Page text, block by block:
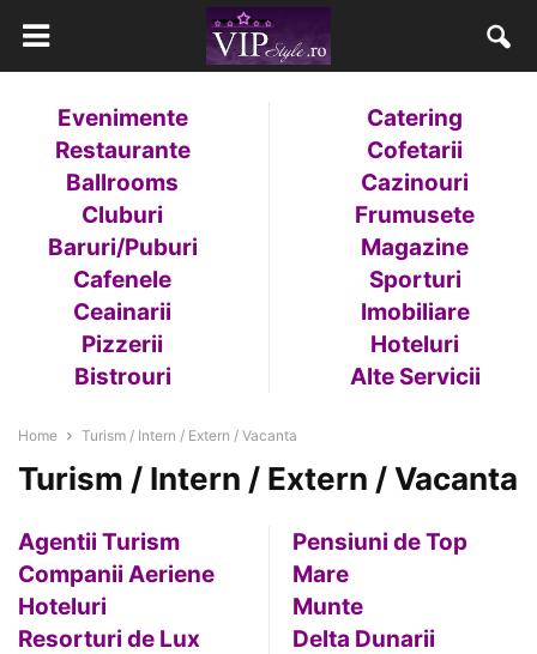
Evenimente
Restaurante
Ballrooms
Cluburi
Baruri/Puburi
Cafenele
Ceainarii
Pizzerii
Bistrouri
Catering
Cofetarii
Cazinouri
Frumusete
Magazine
Sporturi
Imobiliare
Hoteluri
Alte Servicii
Home Turism / Intern / Extern / Vacanta
Turism / Intern / Extern / Vacanta
Agentii Turism
Companii Aeriene
Hoteluri
Resorturi de Lux
Pensiuni de Top
Mare
Munte
Delta Dunarii